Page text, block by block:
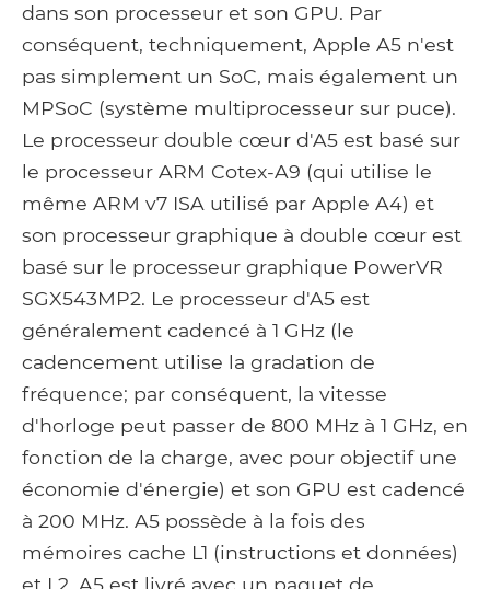
dans son processeur et son GPU. Par
conséquent, techniquement, Apple A5 n'est
pas simplement un SoC, mais également un
MPSoC (système multiprocesseur sur puce).
Le processeur double cœur d'A5 est basé sur
le processeur ARM Cotex-A9 (qui utilise le
même ARM v7 ISA utilisé par Apple A4) et
son processeur graphique à double cœur est
basé sur le processeur graphique PowerVR
SGX543MP2. Le processeur d'A5 est
généralement cadencé à 1 GHz (le
cadencement utilise la gradation de
fréquence; par conséquent, la vitesse
d'horloge peut passer de 800 MHz à 1 GHz, en
fonction de la charge, avec pour objectif une
économie d'énergie) et son GPU est cadencé
à 200 MHz. A5 possède à la fois des
mémoires cache L1 (instructions et données)
et L2. A5 est livré avec un paquet de